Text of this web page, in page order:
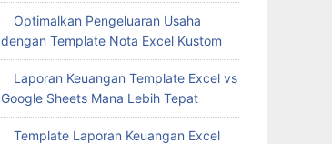
Optimalkan Pengeluaran Usaha
dengan Template Nota Excel Kustom
Laporan Keuangan Template Excel vs
Google Sheets Mana Lebih Tepat
Template Laporan Keuangan Excel